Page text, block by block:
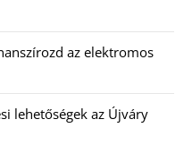
az elektromos
lehetőségek az Újváry